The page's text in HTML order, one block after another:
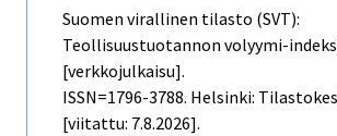
Suomen virallinen tilasto (SVT):
Teollisuustuotannon volyymi-
[verkkojulkaisu].
ISSN=1796-3788. Helsinki:
[viitattu: 7.8.2026].